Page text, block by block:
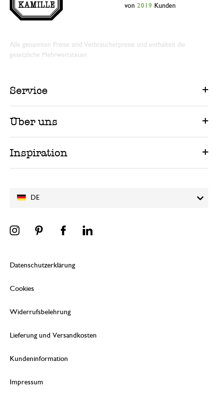
DE
von 2019 Kunden
Alle genannten Preise sind Verbraucherpreise und enthalten die
gesetzliche Mehrwertsteuer.
Service
Über uns
Inspiration
Datenschutzerklärung
Cookies
Widerrufsbelehrung
Lieferung und Versandkosten
Kundeninformation
Impressum